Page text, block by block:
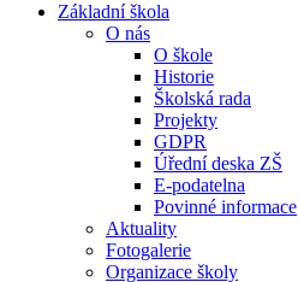
Základní škola
O nás
O škole
Historie
Školská rada
Projekty
GDPR
Úřední deska ZŠ
E-podatelna
Povinné informace
Aktuality
Fotogalerie
Organizace školy